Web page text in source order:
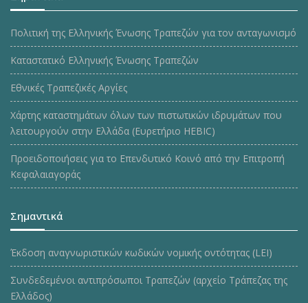
Πολιτική της Ελληνικής Ένωσης Τραπεζών για τον ανταγωνισμό
Καταστατικό Ελληνικής Ένωσης Τραπεζών
Εθνικές Τραπεζικές Αργίες
Χάρτης καταστημάτων όλων των πιστωτικών ιδρυμάτων που
λειτουργούν στην Ελλάδα (Ευρετήριο HEBIC)
Προειδοποιήσεις για το Επενδυτικό Κοινό από την Επιτροπή
Κεφαλαιαγοράς
Σημαντικά
Έκδοση αναγνωριστικών κωδικών νομικής οντότητας (LEI)
Συνδεδεμένοι αντιπρόσωποι Τραπεζών (αρχείο Τράπεζας της
Ελλάδος)